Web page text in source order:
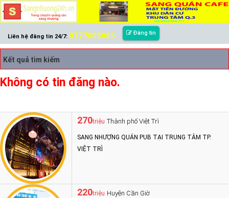
Liên hệ đăng tin 24/7: 0777085085 Đăng tin
Kết quả tìm kiếm
Không có tin đăng nào.
270triệu Thành phố Việt Trì
SANG NHƯỢNG QUÁN PUB TẠI TRUNG TÂM TP.
VIỆT TRÌ
220triệu Huyện Cần Giờ